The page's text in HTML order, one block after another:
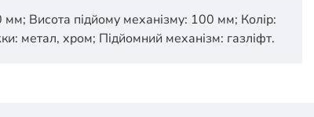
Висота підйому механізму: 100 мм; Колір:
метал, хром; Підйомний механізм: газліфт.